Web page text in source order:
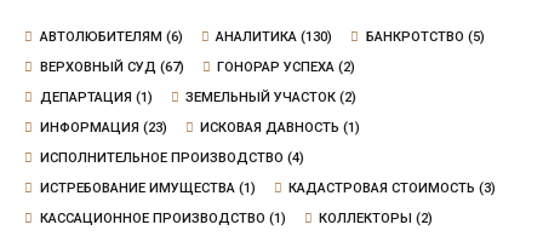
АВТОЛЮБИТЕЛЯМ (6) АНАЛИТИКА (130) БАНКРОТСТВО (5)
ВЕРХОВНЫЙ СУД (67) ГОНОРАР УСПЕХА (2)
ДЕПАРТАЦИЯ (1) ЗЕМЕЛЬНЫЙ УЧАСТОК (2)
ИНФОРМАЦИЯ (23) ИСКОВАЯ ДАВНОСТЬ (1)
ИСПОЛНИТЕЛЬНОЕ ПРОИЗВОДСТВО (4)
ИСТРЕБОВАНИЕ ИМУЩЕСТВА(1) КАДАСТРОВАЯ СТОИМОСТЬ (3)
КАССАЦИОННОЕ ПРОИЗВОДСТВО (1) КОЛЛЕКТОРЫ (2)